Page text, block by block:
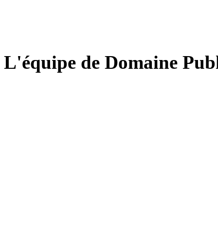
L'équipe de Domaine